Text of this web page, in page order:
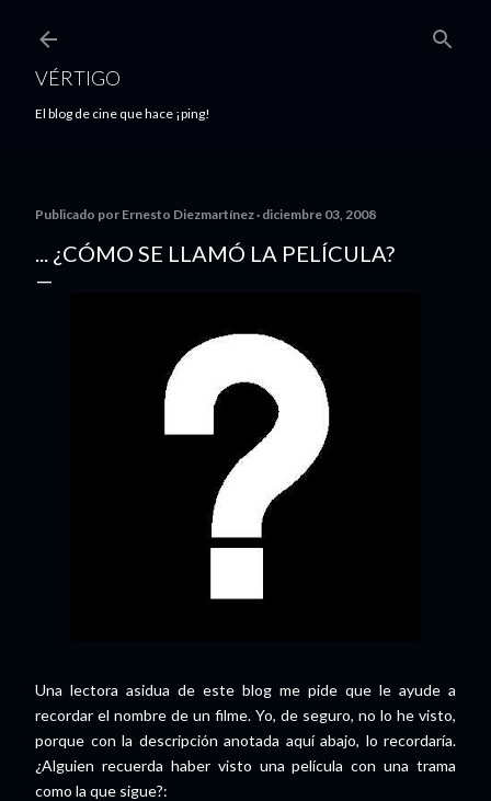
VÉRTIGO
El blog de cine que hace ¡ping!
Publicado por Ernesto Diezmartínez diciembre 03, 2008
... ¿CÓMO SE LLAMÓ LA PELÍCULA?
Una lectora asidua de este blog me pide que le ayude a
recordar el nombre de un filme. Yo, de seguro, no lo he visto,
porque con la descripción anotada aquí abajo, lo recordaría.
¿Alguien recuerda haber visto una película con una trama
como la que sigue?: